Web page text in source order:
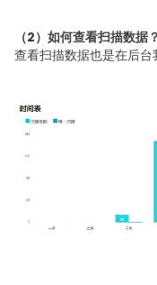
（2）如何查看扫描数据？
查看扫描数据也是在后台